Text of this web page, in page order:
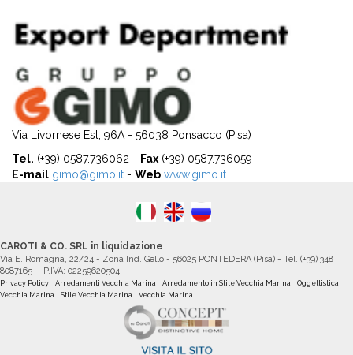
Via Livornese Est, 96A - 56038 Ponsacco (Pisa)
Tel. (+39) 0587.736062 - Fax(+39) 0587.736059
E-mail gimo@gimo.it - Web www.gimo.it
CAROTI & CO. SRL in liquidazione
Via E. Romagna, 22/24 - Zona Ind. Gello - 56025 PONTEDERA (Pisa) - Tel. (+39) 348
8087165 - P.IVA: 02259620504
Privacy Policy Arredamenti Vecchia Marina Arredamento in Stile Vecchia Marina
Oggettistica
Vecchia Marina
Stile Vecchia Marina Vecchia Marina